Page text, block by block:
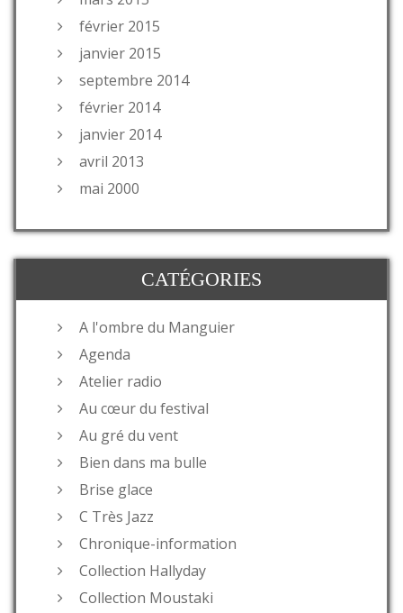
février 2015
janvier 2015
septembre 2014
février 2014
janvier 2014
avril 2013
mai 2000
CATÉGORIES
A l'ombre du Manguier
Agenda
Atelier radio
Au cœur du festival
Au gré du vent
Bien dans ma bulle
Brise glace
C Très Jazz
Chronique-information
Collection Hallyday
Collection Moustaki